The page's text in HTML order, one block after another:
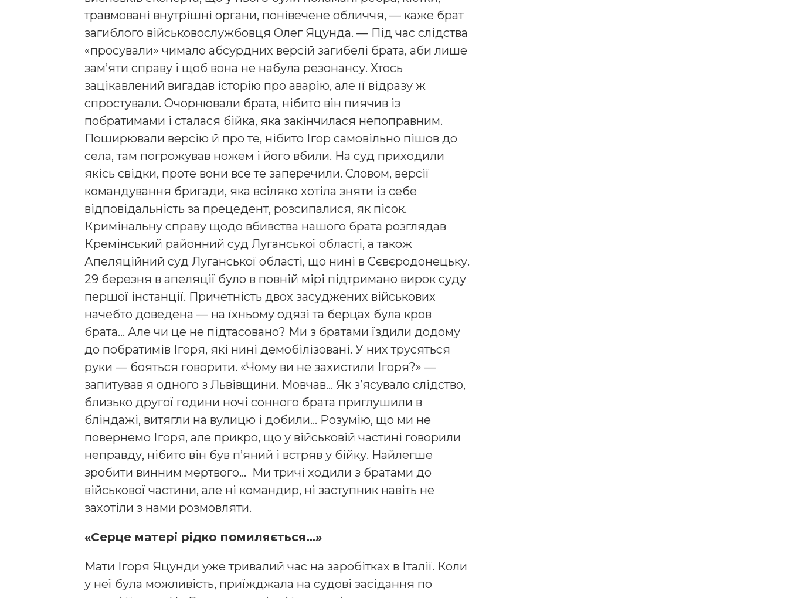
травмовані внутрішні органи, понівечене обличчя, — каже брат
загиблого військовослужбовця Олег Яцунда. — Під час слідства
«просували» чимало абсурдних версій загибелі брата, аби лише
зам’яти справу і щоб вона не набула резонансу. Хтось
зацікавлений вигадав історію про аварію, але її відразу ж
спростували. Очорнювали брата, нібито він пиячив із
побратимами і сталася бійка, яка закінчилася непоправним.
Поширювали версію й про те, нібито Ігор самовільно пішов до
села, там погрожував ножем і його вбили. На суд приходили
якісь свідки, проте вони все те заперечили. Словом, версії
командування бригади, яка всіляко хотіла зняти із себе
відповідальність за прецедент, розсипалися, як пісок.
Кримінальну справу щодо вбивства нашого брата розглядав
Кремінський районний суд Луганської області, а також
Апеляційний суд Луганської області, що нині в Сєвєродонецьку.
29 березня в апеляції було в повній мірі підтримано вирок суду
першої інстанції. Причетність двох засуджених військових
начебто доведена — на їхньому одязі та берцах була кров
брата… Але чи це не підтасовано? Ми з братами їздили додому
до побратимів Ігоря, які нині демобілізовані. У них трусяться
руки — бояться говорити. «Чому ви не захистили Ігоря?» —
запитував я одного з Львівщини. Мовчав… Як з’ясувало слідство,
близько другої години ночі сонного брата приглушили в
бліндажі, витягли на вулицю і добили… Розумію, що ми не
повернемо Ігоря, але прикро, що у військовій частині говорили
неправду, нібито він був п’яний і встряв у бійку. Найлегше
зробити винним мертвого… Ми тричі ходили з братами до
військової частини, але ні командир, ні заступник навіть не
захотіли з нами розмовляти.
«Серце матері рідко помиляється…»
Мати Ігоря Яцунди уже тривалий час на заробітках в Італії. Коли
у неї була можливість, приїжджала на судові засідання по